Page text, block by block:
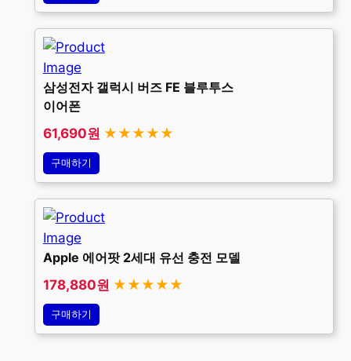
삼성전자 갤럭시 버즈 FE 블루투스
이어폰
61,690원 ★★★★★
구매하기
Apple 에어팟 2세대 유선 충전 모델
178,880원 ★★★★★
구매하기